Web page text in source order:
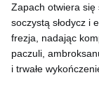
Zapach otwiera się
soczystą słodycz i
frezja, nadając
paczuli,
i trwałe